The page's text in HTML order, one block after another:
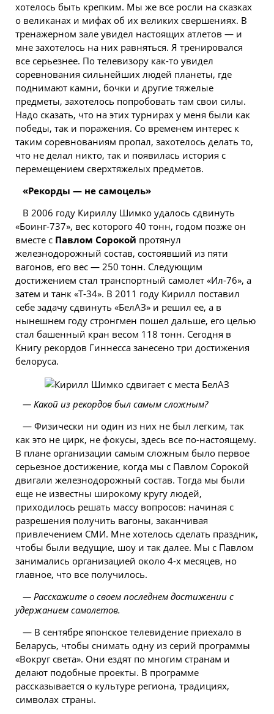
хотелось быть крепким. Мы же все росли на сказках
о великанах и мифах об их великих свершениях. В
тренажерном зале увидел настоящих атлетов — и
мне захотелось на них равняться. Я тренировался
все серьезнее. По телевизору как-то увидел
соревнования сильнейших людей планеты, где
поднимают камни, бочки и другие тяжелые
предметы, захотелось попробовать там свои силы.
Надо сказать, что на этих турнирах у меня были как
победы, так и поражения. Со временем интерес к
таким соревнованиям пропал, захотелось делать то,
что не делал никто, так и появилась история с
перемещением сверхтяжелых предметов.
«Рекорды — не самоцель»
В 2006 году Кириллу Шимко удалось сдвинуть
«Боинг-737», вес которого 40 тонн, годом позже он
вместе с Павлом Сорокой протянул
железнодорожный состав, состоявший из пяти
вагонов, его вес — 250 тонн. Следующим
достижением стал транспортный самолет «Ил-76», а
затем и танк «Т-34». В 2011 году Кирилл поставил
себе задачу сдвинуть «БелАЗ» и решил ее, а в
нынешнем году стронгмен пошел дальше, его целью
стал башенный кран весом 118 тонн. Сегодня в
Книгу рекордов Гиннесса занесено три достижения
белоруса.
— Какой из рекордов был самым сложным?
— Физически ни один из них не был легким, так
как это не цирк, не фокусы, здесь все по-настоящему.
В плане организации самым сложным было первое
серьезное достижение, когда мы с Павлом Сорокой
двигали железнодорожный состав. Тогда мы были
еще не известны широкому кругу людей,
приходилось решать массу вопросов: начиная с
разрешения получить вагоны, заканчивая
привлечением СМИ. Мне хотелось сделать праздник,
чтобы были ведущие, шоу и так далее. Мы с Павлом
занимались организацией около 4-х месяцев, но
главное, что все получилось.
— Расскажите о своем последнем достижении с
удержанием самолетов.
— В сентябре японское телевидение приехало в
Беларусь, чтобы снимать одну из серий программы
«Вокруг света». Они ездят по многим странам и
делают подобные проекты. В программе
рассказывается о культуре региона, традициях,
символах страны.